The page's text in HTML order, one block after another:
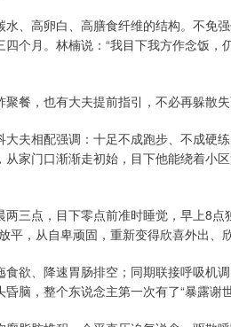
、高卵白、高膳食纤维的结构。不免
个月。林楠说：“我目下我方作念饭，
餐，也有大夫提前指引，不必再躲散失
夫相配强调：十足不成跑步、不成硬
家门口渐渐走初始，目下他能绕着小
三点，目下零点前准时睡觉，早上8点
，从自卑顽固，重新变得欣喜外出、欣
欲、降速胃肠排空；同期联接呼吸机
脑，整个东说念主第一次有了“暴露谢世